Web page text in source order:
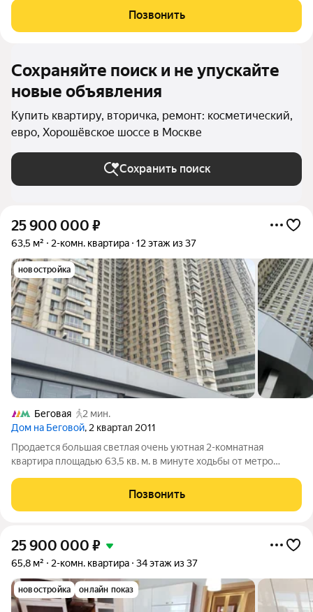
момент свободна и готова к сделке!!! Бесплатный
юридический отчет от Агентства по
Позвонить
Сохраняйте поиск и не упускайте
новые объявления
Купить квартиру, вторичка, ремонт: косметический,
евро, Хорошёвское шоссе в Москве
Сохранить поиск
25 900 000 ₽
63,5 м² 2-комн. квартира 12 этаж из 37
новостройка
Беговая
2 мин.
Дом на Беговой, 2 квартал 2011
Продается большая светлая очень уютная 2-комнатная
квартира площадью 63,5 кв. м. в минуте ходьбы от метро
кв. м. Санузел раздельный. Квартира линейная. Высокий 12
этаж. Во дворе и в
Позвонить
25 900 000 ₽
65,8 м² 2-комн. квартира 34 этаж из 37
новостройка онлайн показ